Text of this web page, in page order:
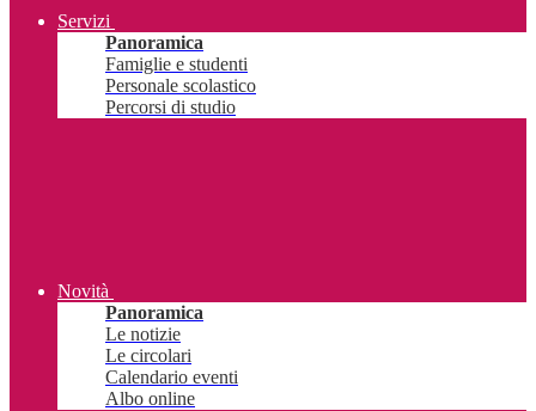
Servizi
Panoramica
Famiglie e studenti
Personale scolastico
Percorsi di studio
Novità
Panoramica
Le notizie
Le circolari
Calendario eventi
Albo online